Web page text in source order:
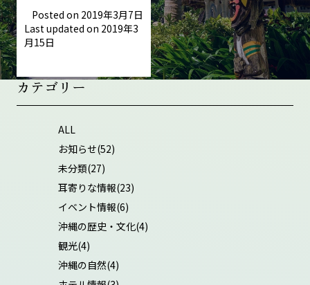
Posted on 2019年3月7日
Last updated on 2019年3
月15日
カテゴリー
ALL
お知らせ(52)
未分類(27)
耳寄りな情報(23)
イベント情報(6)
沖縄の歴史・文化(4)
観光(4)
沖縄の自然(4)